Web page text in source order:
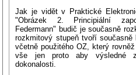
Jak je vidět v Praktické
"Obrázek 2. Principiální
Federmann" budič je současně
rozkmitový stupeň tvoří
včetně použitého OZ, který
vše jen proto aby výsledné
dokonalosti.